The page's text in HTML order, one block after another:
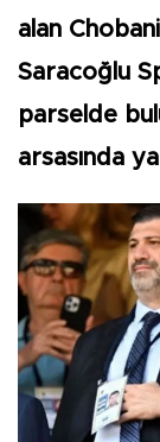
alan
Saracoğlu
parselde
arsasında